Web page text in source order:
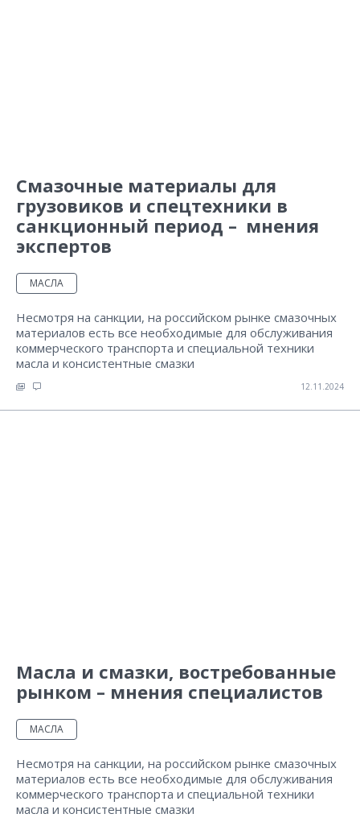
Смазочные материалы для
грузовиков и спецтехники в
санкционный период – мнения
экспертов
МАСЛА
Несмотря на санкции, на российском рынке смазочных
материалов есть все необходимые для обслуживания
коммерческого транспорта и специальной техники
масла и консистентные смазки
12.11.2024
Масла и смазки, востребованные
рынком – мнения специалистов
МАСЛА
Несмотря на санкции, на российском рынке смазочных
материалов есть все необходимые для обслуживания
коммерческого транспорта и специальной техники
масла и консистентные смазки